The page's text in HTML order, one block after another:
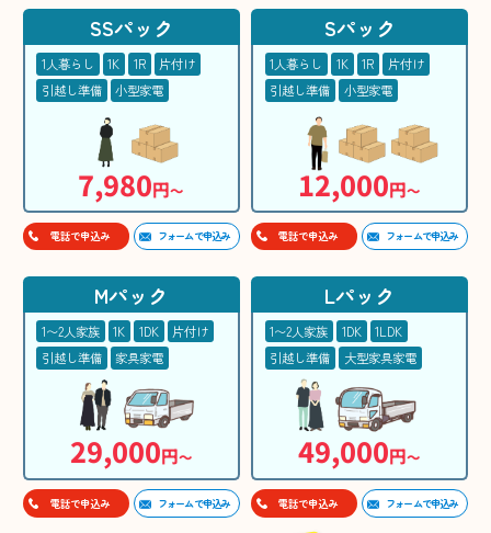
SSパック
1人暮らし 1K 1R
片付け
引越し準備
小型家電
7,980円〜
電話で申込み フォームで申込み
Sパック
1人暮らし 1K 1R
片付け
引越し準備
小型家電
12,000円〜
電話で申込み フォームで申込み
Mパック
1〜2人家族 1K 1DK
片付け
引越し準備
家具家電
29,000円〜
電話で申込み フォームで申込み
Lパック
1〜2人家族 1DK
1LDK
引越し準備
大型家具家電
49,000円〜
電話で申込み フォームで申込み